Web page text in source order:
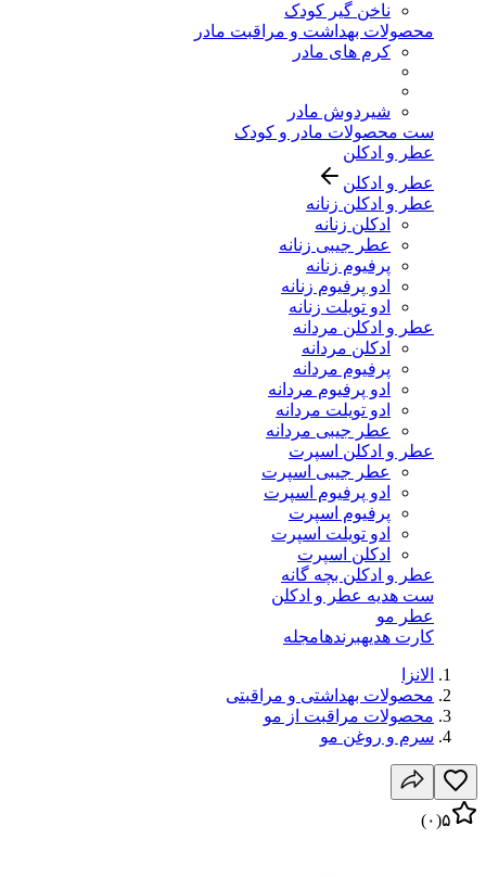
ناخن گیر کودک
محصولات بهداشت و مراقبت مادر
کرم های مادر
شیردوش مادر
ست محصولات مادر و کودک
عطر و ادکلن
عطر و ادکلن
عطر و ادکلن زنانه
ادکلن زنانه
عطر جیبی زنانه
پرفیوم زنانه
ادو پرفیوم زنانه
ادو تویلت زنانه
عطر و ادکلن مردانه
ادکلن مردانه
پرفیوم مردانه
ادو پرفیوم مردانه
ادو تویلت مردانه
عطر جیبی مردانه
عطر و ادکلن اسپرت
عطر جیبی اسپرت
ادو پرفیوم اسپرت
پرفیوم اسپرت
ادو تویلت اسپرت
ادکلن اسپرت
عطر و ادکلن بچه گانه
ست هدیه عطر و ادکلن
عطر مو
کارت هدیهبرندهامجله
الانزا
محصولات بهداشتی و مراقبتی
محصولات مراقبت از مو
سرم و روغن مو
۵(۰)